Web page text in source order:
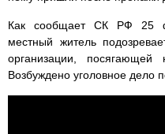
Как сообщает СК РФ 25
местный житель
организации,
Возбуждено уголовное дело